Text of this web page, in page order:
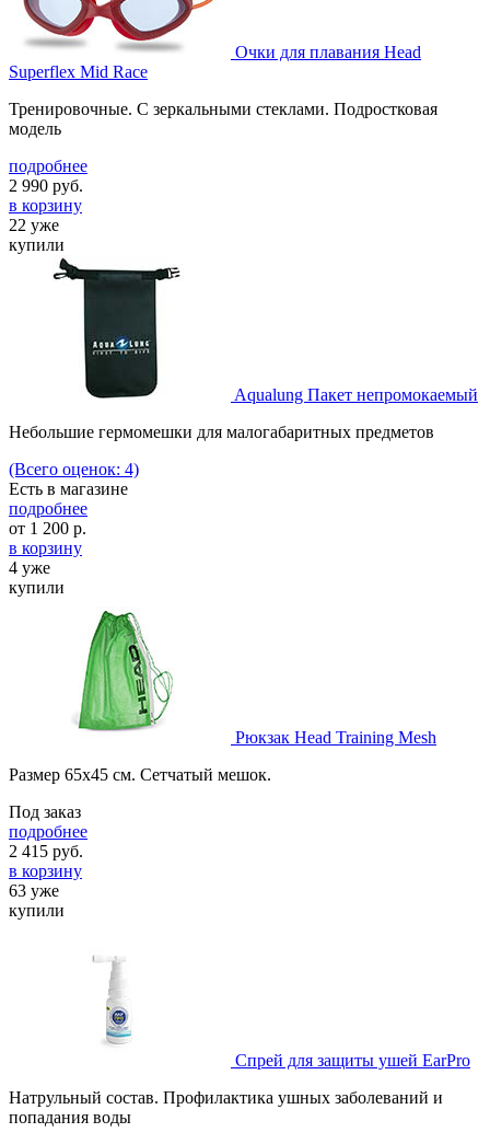
Очки для плавания Head
Superflex Mid Race
Тренировочные. С зеркальными стеклами. Подростковая
модель
подробнее
2 990 руб.
в корзину
22 уже
купили
Aqualung Пакет непромокаемый
Небольшие гермомешки для малогабаритных предметов
(Всего оценок: 4)
Есть в магазине
подробнее
от 1 200 р.
в корзину
4 уже
купили
Рюкзак Head Training Mesh
Размер 65х45 см. Сетчатый мешок.
Под заказ
подробнее
2 415 руб.
в корзину
63 уже
купили
Спрей для защиты ушей EarPro
Натрульный состав. Профилактика ушных заболеваний и
попадания воды